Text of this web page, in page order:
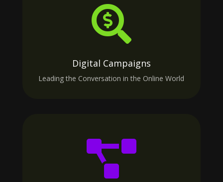

Digital Campaigns
Leading the Conversation in the Online World
